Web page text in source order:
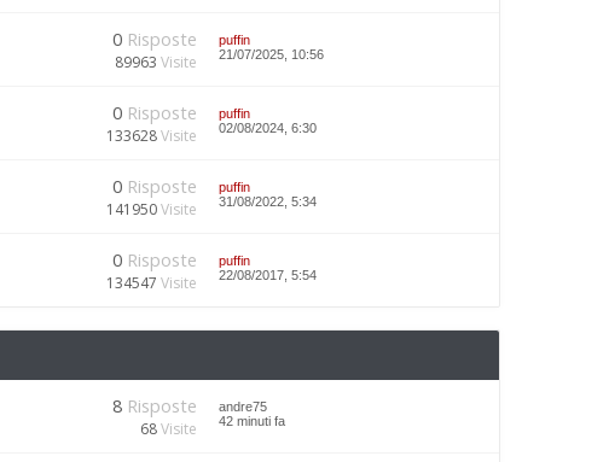
0 Risposte
89963 Visite
puffin
21/07/2025, 10:56
0 Risposte
133628Visite
puffin
02/08/2024, 6:30
0 Risposte
141950Visite
puffin
31/08/2022, 5:34
0 Risposte
134547 Visite
puffin
22/08/2017, 5:54
8 Risposte
68Visite
andre75
42 minuti fa